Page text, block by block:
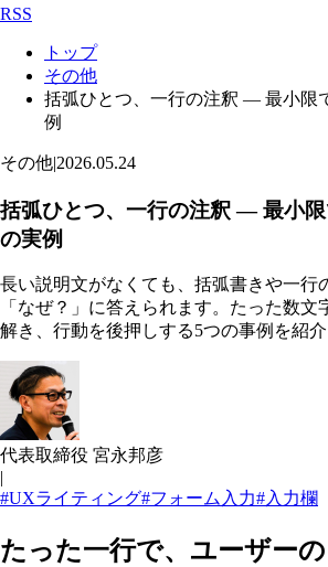
RSS
トップ
その他
括弧ひとつ、一行の注釈 — 最小限
例
その他|2026.05.24
括弧ひとつ、一行の注釈 — 最小
の実例
長い説明文がなくても、括弧書きや一行
「なぜ？」に答えられます。たった数文
解き、行動を後押しする5つの事例を紹介
代表取締役 宮永邦彦
|
#UXライティング#フォーム入力#入力欄
たった一行で、ユーザー